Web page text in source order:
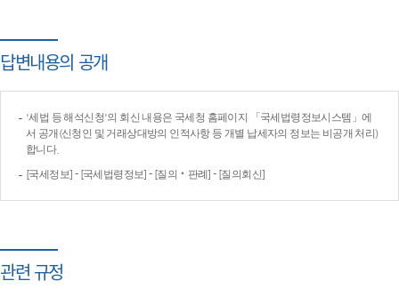
답변내용의 공개
'세법 등 해석신청'의 회신 내용은 국세청 홈페이지 「국세법령정보시스템」에
서 공개(신청인 및 거래상대방의 인적사항 등 개별 납세자의 정보는 비공개 처리)
합니다.
[국세정보] - [국세법령정보] - [질의‧판례] - [질의회신]
관련 규정